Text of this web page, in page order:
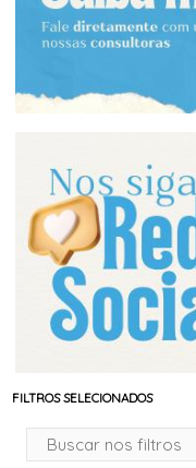
FILTROS SELECIONADOS